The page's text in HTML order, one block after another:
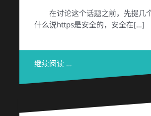
在讨论这个话题之前，先提几
什么说https是安全的，安全在[…]
继续阅读 …